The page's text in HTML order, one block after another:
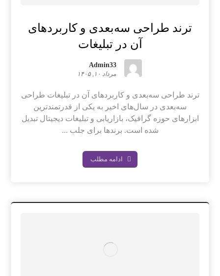
ترند طراحی سه‌بعدی و کاربردهای
آن در تبلیغات
Admin33
مرداد ۱۰, ۱۴۰۵
ترند طراحی سه‌بعدی و کاربردهای آن در تبلیغات طراحی
سه‌بعدی در سال‌های اخیر به یکی از قدرتمندترین
ابزارهای حوزه گرافیک، بازاریابی و تبلیغات دیجیتال تبدیل
شده است. برندها برای جلب ...
ادامه مطلب